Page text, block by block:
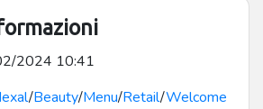
2024 10:41
/Beauty/Menu/Retail/Welcome